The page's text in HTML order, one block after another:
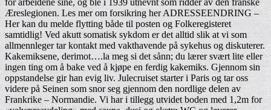
Æreslegionen. Les mer om forsikring her ADRESSEENDRING –
Her kan du melde flytting både til posten og Folkeregisteret
samtidlig! Ved akutt somatisk sykdom er det alltid slik at vi som
allmennleger tar kontakt med vakthavende på sykehus og diskuterer.
Kakemiksene, derimot….la meg si det sånn; du lærer svært lite eller
ingen ting om å bake ved å kjøpe en ferdig kakemiks. Gjennom sin
oppstandelse gir han evig liv. Julecruiset starter i Paris og tar oss
videre på Seinen som snor seg gjennom den nordlige delen av
Frankrike – Normandie. Vi har i tillegg utvidet boden med 1,2m for